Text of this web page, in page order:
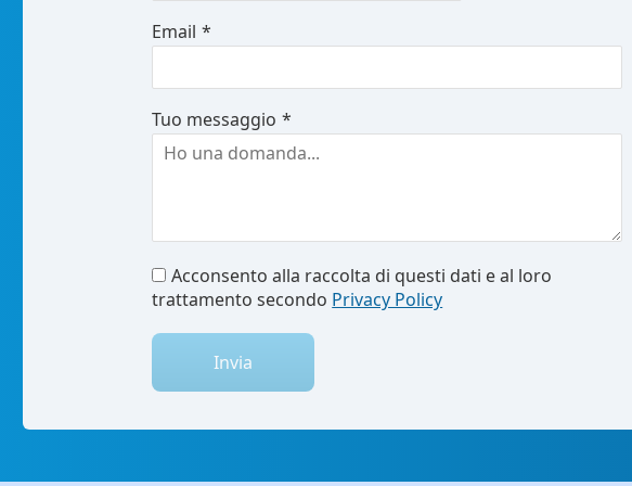
Email *
Tuo messaggio *
Acconsento alla raccolta di questi dati e al loro
trattamento secondo Privacy Policy
Invia